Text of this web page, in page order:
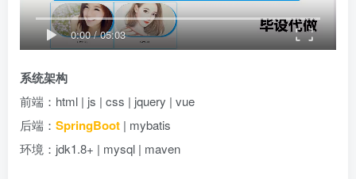
0:00/05:03
系统架构
前端：html | js | css | jquery | vue
后端： SpringBoot | mybatis
环境：jdk1.8+ | mysql | maven